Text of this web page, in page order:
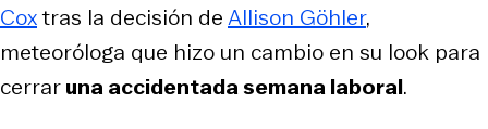
Coxtras la decisión deAllison Göhler,
meteoróloga que hizo un cambio en su look para
cerraruna accidentada semana laboral.